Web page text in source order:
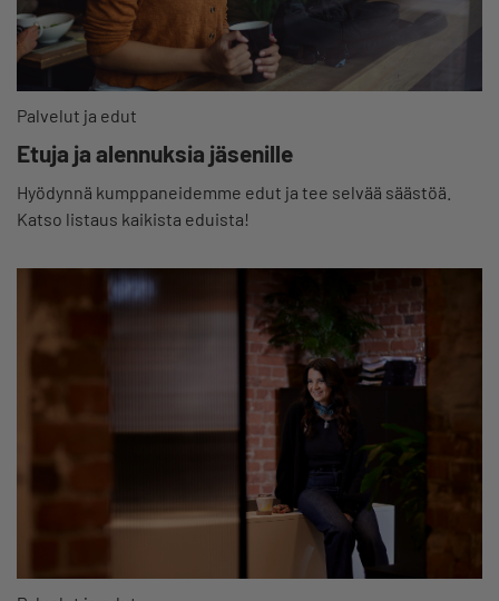
Palvelut ja edut
Etuja ja alennuksia jäsenille
Hyödynnä kumppaneidemme edut ja tee selvää säästöä.
Katso listaus kaikista eduista!